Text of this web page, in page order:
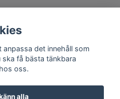
Prenumerera
det innehåll som
få bästa tänkbara
oss.
alla